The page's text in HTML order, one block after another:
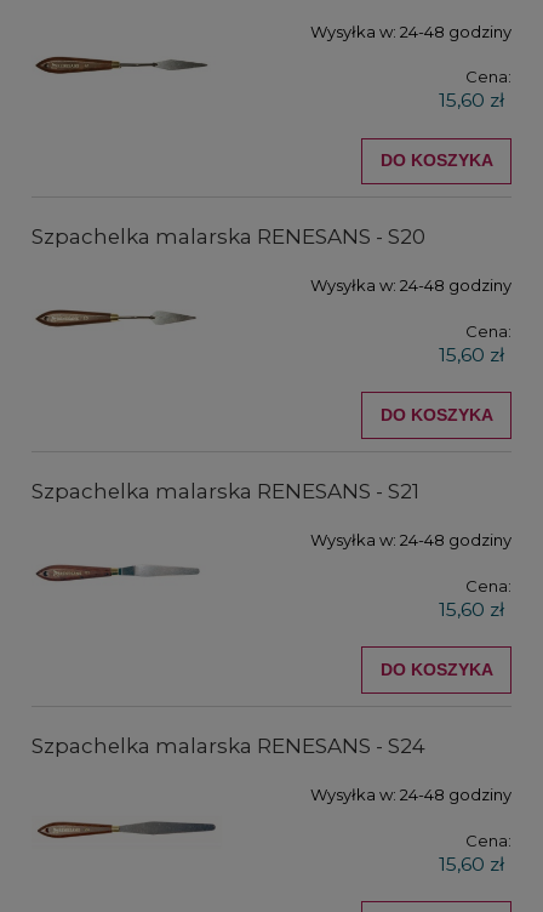
Wysyłka w: 24-48 godziny
Cena:
15,60 zł
DO KOSZYKA
Szpachelka malarska RENESANS - S20
Wysyłka w: 24-48 godziny
Cena:
15,60 zł
DO KOSZYKA
Szpachelka malarska RENESANS - S21
Wysyłka w: 24-48 godziny
Cena:
15,60 zł
DO KOSZYKA
Szpachelka malarska RENESANS - S24
Wysyłka w: 24-48 godziny
Cena:
15,60 zł